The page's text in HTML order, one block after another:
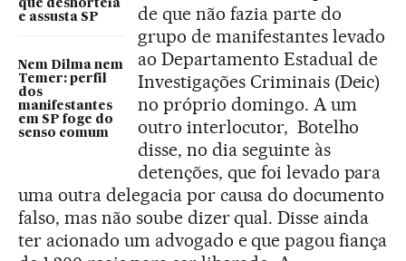
que desnorteia
e assusta SP
Nem Dilma nem
Temer: perfil
dos
manifestantes
em SP foge do
senso comum
de que não fazia parte do
grupo de manifestantes levado
ao Departamento Estadual de
Investigações Criminais (Deic)
no próprio domingo. A um
outro interlocutor, Botelho
disse, no dia seguinte às
detenções, que foi levado para
uma outra delegacia por causa do documento
falso, mas não soube dizer qual. Disse ainda
ter acionado um advogado e que pagou fiança